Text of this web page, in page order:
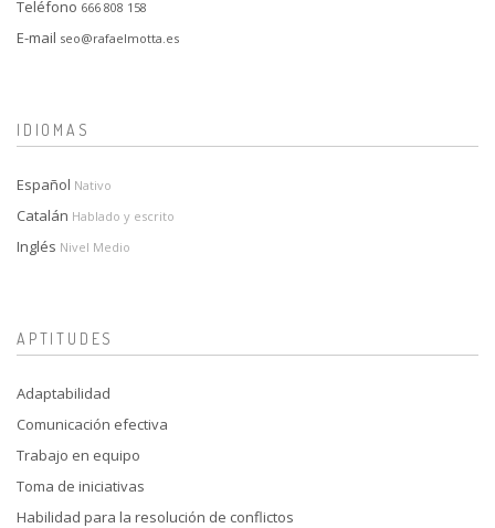
Teléfono 666 808 158
E-mail seo@rafaelmotta.es
IDIOMAS
Español Nativo
Catalán Hablado y escrito
Inglés Nivel Medio
APTITUDES
Adaptabilidad
Comunicación efectiva
Trabajo en equipo
Toma de iniciativas
Habilidad para la resolución de conflictos